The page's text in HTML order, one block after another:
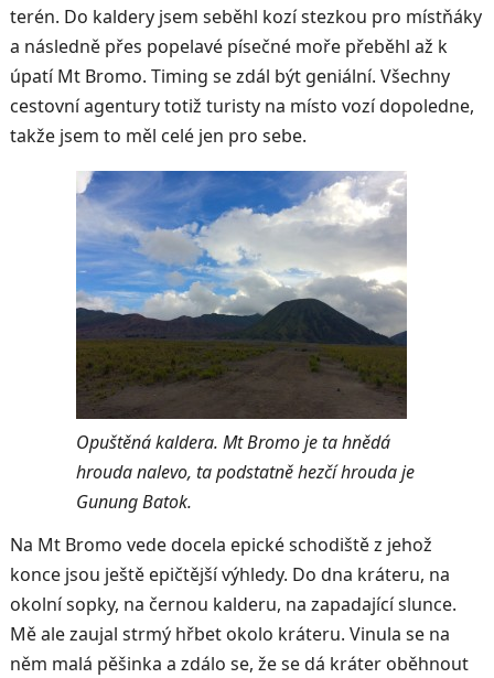
terén. Do kaldery jsem seběhl kozí stezkou pro místňáky
a následně přes popelavé písečné moře přeběhl až k
úpatí Mt Bromo. Timing se zdál být geniální. Všechny
cestovní agentury totiž turisty na místo vozí dopoledne,
takže jsem to měl celé jen pro sebe.
Opuštěná kaldera. Mt Bromo je ta hnědá
hrouda nalevo, ta podstatně hezčí hrouda je
Gunung Batok.
Na Mt Bromo vede docela epické schodiště z jehož
konce jsou ještě epičtější výhledy. Do dna kráteru, na
okolní sopky, na černou kalderu, na zapadající slunce.
Mě ale zaujal strmý hřbet okolo kráteru. Vinula se na
něm malá pěšinka a zdálo se, že se dá kráter oběhnout